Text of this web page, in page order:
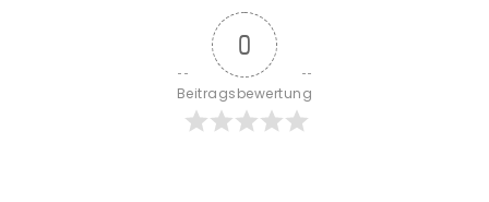
0
Beitragsbewertung